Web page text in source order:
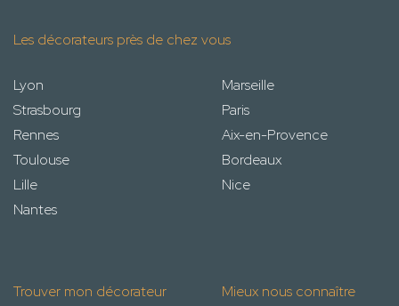
Les décorateurs près de chez vous
Lyon
Marseille
Strasbourg
Paris
Rennes
Aix-en-Provence
Toulouse
Bordeaux
Lille
Nice
Nantes
Trouver mon décorateur Mieux nous connaître